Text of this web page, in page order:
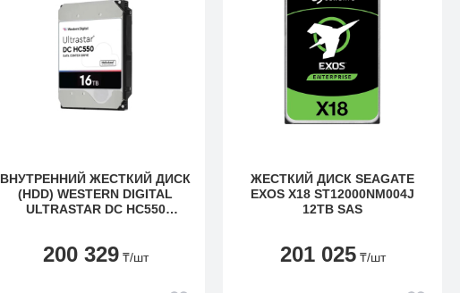
ВНУТРЕННИЙ ЖЕСТКИЙ ДИСК
(HDD) WESTERN DIGITAL
ULTRASTAR DC HC550
200 329 ₸/шт
ЖЕСТКИЙ ДИСК SEAGATE
EXOS X18 ST12000NM004J
12TB SAS
201 025 ₸/шт